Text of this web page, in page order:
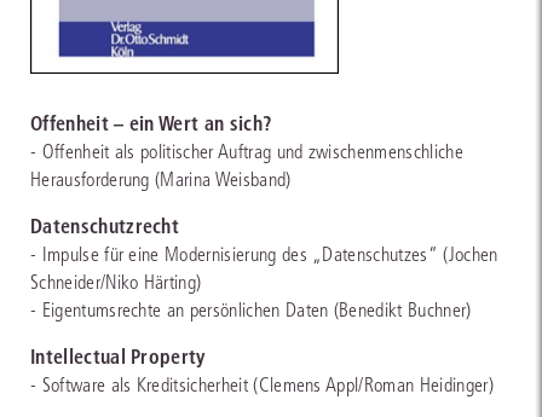
Offenheit – ein Wert an sich?
- Offenheit als politischer Auftrag und zwischenmenschliche
Herausforderung (Marina Weisband)
Datenschutzrecht
- Impulse für eine Modernisierung des „Datenschutzes“ (Jochen
Schneider/Niko Härting)
- Eigentumsrechte an persönlichen Daten (Benedikt Buchner)
Intellectual Property
- Software als Kreditsicherheit (Clemens Appl/Roman Heidinger)